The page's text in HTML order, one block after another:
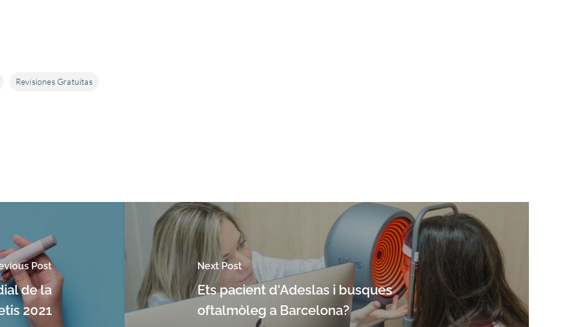
Revisiones Gratuitas
Post
de la
2021
Next Post
Ets pacient d'Adeslas i busques
oftalmòleg a Barcelona?